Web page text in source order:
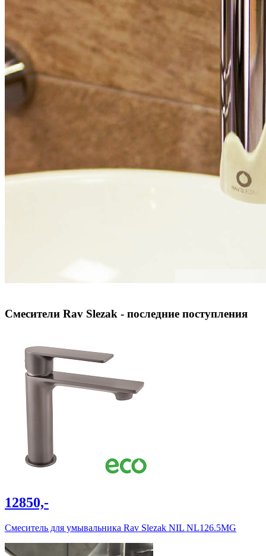
Смесители Rav Slezak - последние поступления
12850,-
Cмеситель для умывальника Rav Slezak NIL NL126.5MG